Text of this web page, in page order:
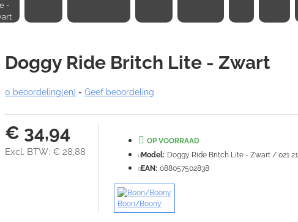
-
Doggy Ride Britch Lite - Zwart
0 beoordeling(en) - Geef beoordeling
€ 34,94
Excl. BTW: € 28,88
OP VOORRAAD
Model: Doggy Ride Britch Lite - Zwart / 021
EAN: 088057502838
Boon/Boony